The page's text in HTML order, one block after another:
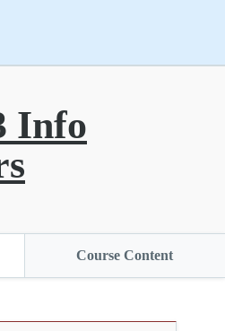
Info
Course Content